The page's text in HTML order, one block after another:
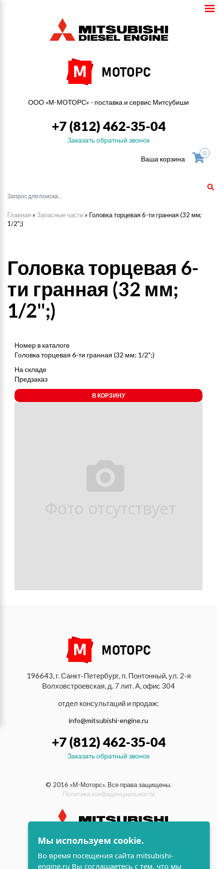
ООО «М-МОТОРС» - поставка и сервис Митсубиши
+7 (812) 462-35-04
Заказать обратный звонок
Ваша корзина
0
Главная » Запасные части » Головка торцевая 6-ти гранная (32 мм;
1/2";)
Головка торцевая 6-
ти гранная (32 мм;
1/2";)
Номер в каталоге
Головка торцевая 6-ти гранная (32 мм; 1/2";)
На складе
Предзаказ
В КОРЗИНУ
196643, г. Санкт-Петербург, п. Понтонный, ул. 2-я
Волховстроевская, д. 7 лит. А, офис 304
отдел консультаций и продаж:
info@mitsubishi-engine.ru
+7 (812) 462-35-04
Заказать обратный звонок
© 2016 «М-Моторс». Все права защищены.
Политика конфиденциальности
индустриальные и морские
дизельные двигатели Mitsubishi
Мы используем cookie.
Во время посещения сайта mitsubishi-
engine.ru Вы соглашаетесь с тем, что мы